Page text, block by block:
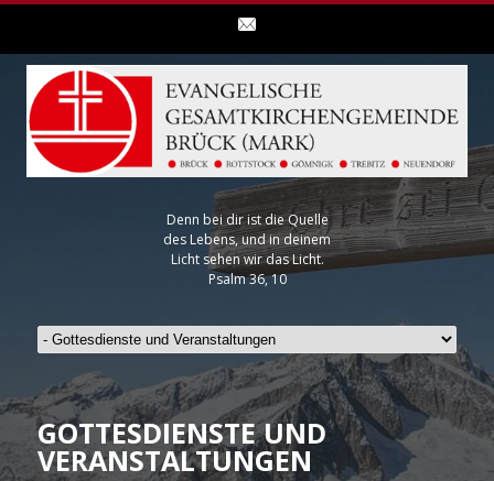
Denn bei dir ist die Quelle
des Lebens, und in deinem
Licht sehen wir das Licht.
Psalm 36, 10
GOTTESDIENSTE UND
VERANSTALTUNGEN